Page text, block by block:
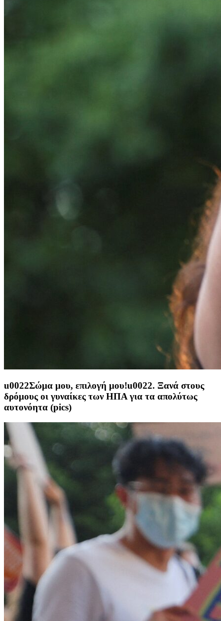
u0022Σώμα μου, επιλογή μου!u0022. Ξανά στους
δρόμους οι γυναίκες των ΗΠΑ για τα απολύτως
αυτονόητα (pics)